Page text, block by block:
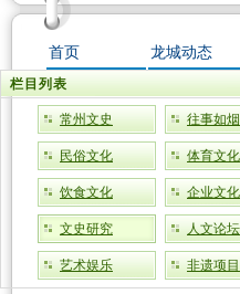
首页 龙城动态
栏目列表
常州文史 往事如烟
民俗文化 体育文化
饮食文化 企业文化
文史研究 人文论坛
艺术娱乐 非遗项目